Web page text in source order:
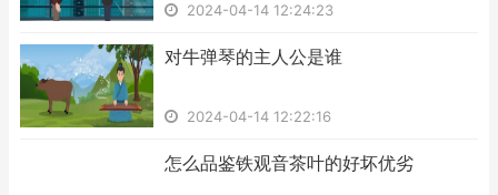
2024-04-14 12:24:23
​对牛弹琴的主人公是谁
2024-04-14 12:22:16
​怎么品鉴铁观音茶叶的好坏优劣